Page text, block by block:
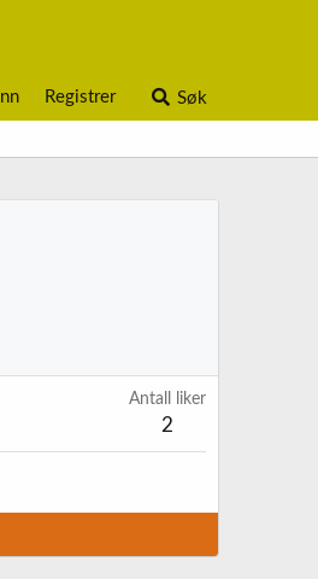
Registrer Søk
Antall liker
2